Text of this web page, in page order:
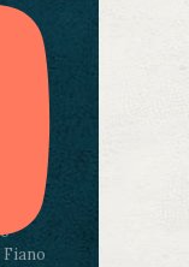
Fiano